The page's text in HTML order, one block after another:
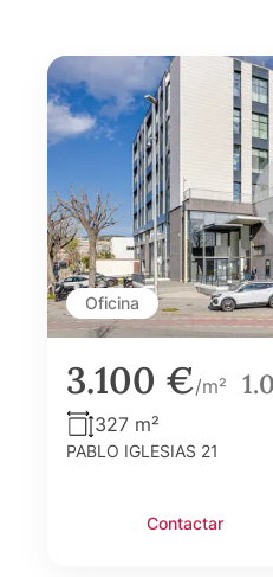
Oficina
3.100 €/m²
327 m²
PABLO IGLESIAS 21
Contactar